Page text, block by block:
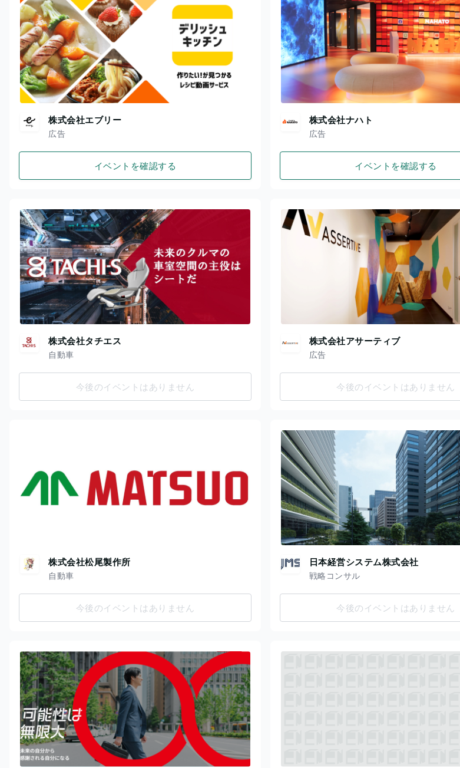
株式会社エブリー
広告
イベントを確認する
株式会社ナハト
広告
イベントを確認する
株式会社タチエス
自動車
今後のイベントはありません
株式会社アサーティブ
広告
今後のイベントはありません
株式会社松尾製作所
自動車
今後のイベントはありません
日本経営システム株式会社
戦略コンサル
今後のイベントはありません